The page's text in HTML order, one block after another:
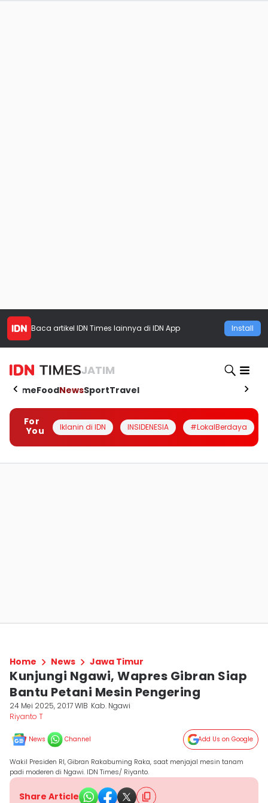
Baca artikel IDN Times lainnya di IDN App Install
JATIM
HomeFoodNewsSportTravel
For
You
Iklanin di IDN INSIDENESIA #LokalBerdaya
Home News Jawa Timur
Kunjungi Ngawi, Wapres Gibran Siap
Bantu Petani Mesin Pengering
24 Mei 2025, 20:17 WIB Kab. Ngawi
Riyanto T
News Channel Add Us on Google
Wakil Presiden RI, Gibran Rakabuming Raka, saat menjajal mesin tanam
padi moderen di Ngawi. IDN Times/ Riyanto.
Share Article